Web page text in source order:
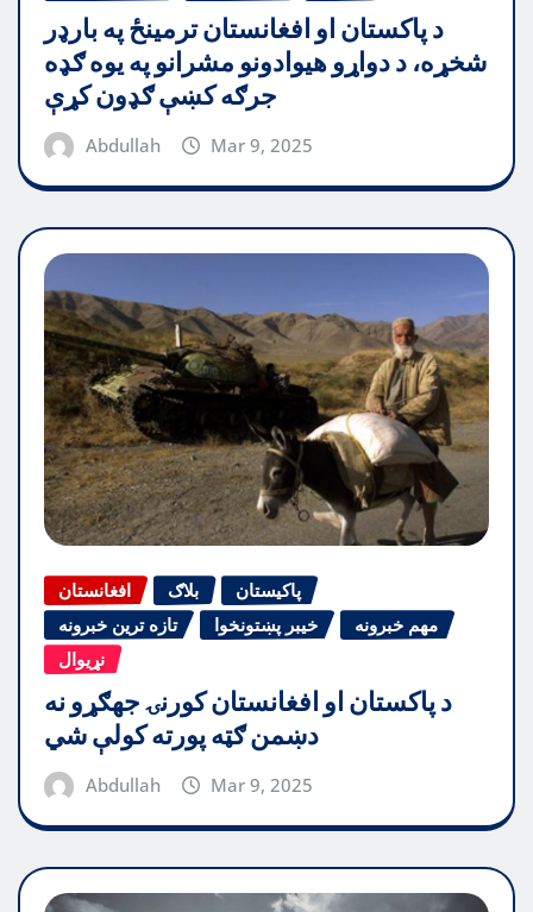
د پاکستان او افغانستان ترمینځ په بارډر
شخړه، د دواړو هیوادونو مشرانو په یوه ګډه
جرګه کښې ګډون کړې
Abdullah Mar 9, 2025
افغانستان بلاګ
پاکیستان
تازه ترین خبرونه
خیبر پښتونخوا
مهم خبرونه
نړیوال
د پاکستان او افغانستان کورنۍ جهګړو نه
دښمن ګټه پورته کولې شي
Abdullah Mar 9, 2025